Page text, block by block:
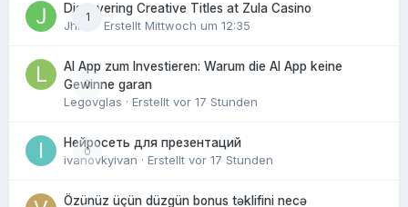
1
Discovering Creative Titles at Zula Casino
Jhinx
· Erstellt Mittwoch um 12:35
0
AI App zum Investieren: Warum die AI App keine
Gewinne garan
Legovglas · Erstellt vor 17 Stunden
0
Нейросеть для презентаций
ivanovkyivan · Erstellt vor 17 Stunden
Özünüz üçün düzgün bonus təklifini necə